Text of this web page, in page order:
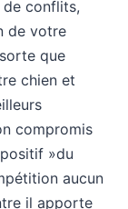
conflits,
de votre
que
chien et
compromis
»du
aucun
il apporte